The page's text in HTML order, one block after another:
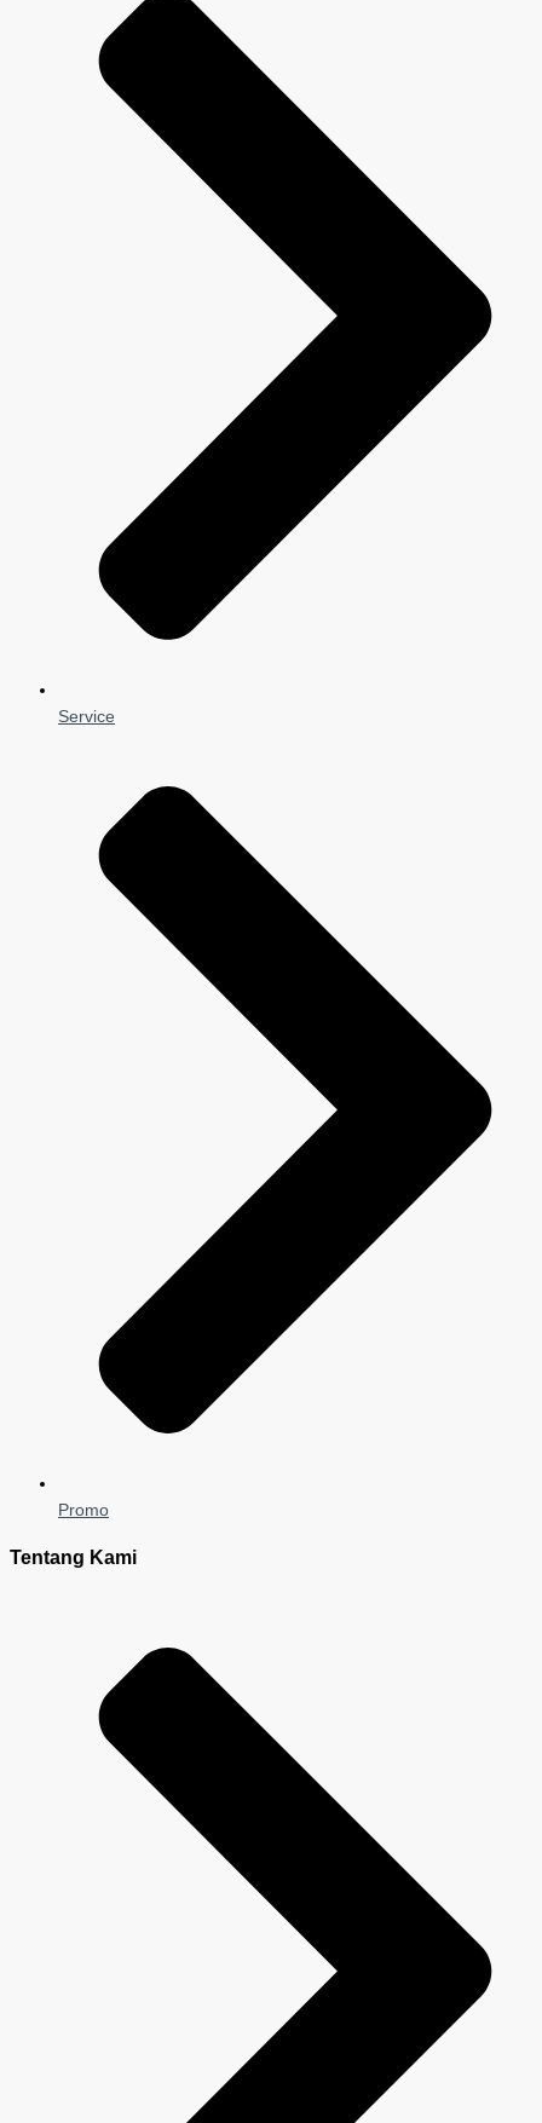
Service
Promo
Tentang Kami